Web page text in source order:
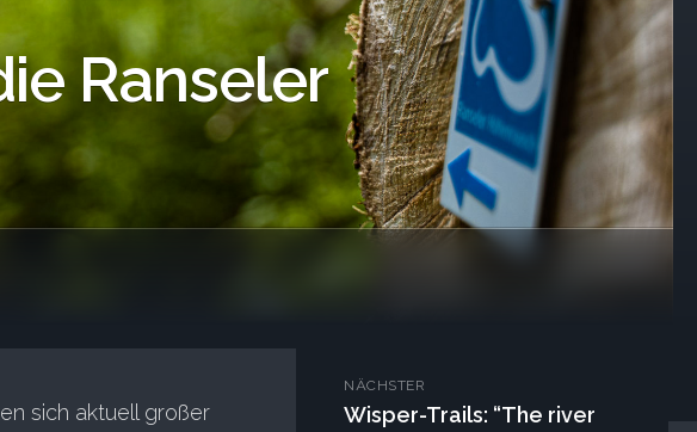
Ranseler
sich aktuell großer
NÄCHSTER
Wisper-Trails: “The river